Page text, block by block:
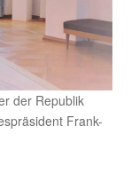
der Republik
Frank-